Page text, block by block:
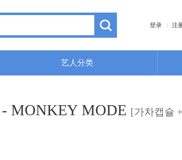
登录 注
艺人分类
MONKEY MODE [가차캡슐